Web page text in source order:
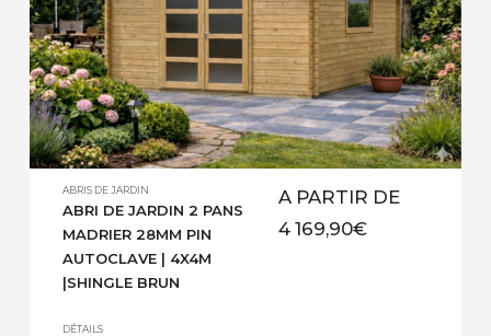
ABRIS DE JARDIN
ABRI DE JARDIN 2 PANS
MADRIER 28MM PIN
AUTOCLAVE | 4X4M
|SHINGLE BRUN
A PARTIR DE
4 169,90€
DÉTAILS